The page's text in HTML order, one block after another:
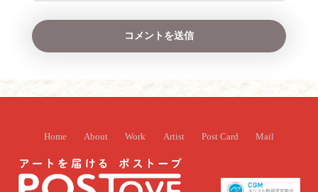
Home About Work Artist Post Card Mail